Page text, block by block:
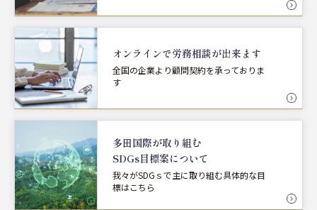
オンラインで労務相談が出来ます
全国の企業より顧問契約を承っておりま
す
多田国際が取り組む
SDGs目標案について
我々がSDGｓで主に取り組む具体的な目
標はこちら